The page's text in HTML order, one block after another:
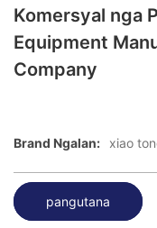
Komersyal nga
Equipment
Company
Brand Ngalan: xiao
pangutana